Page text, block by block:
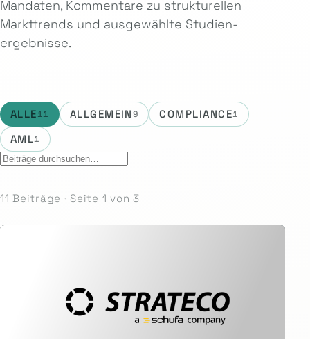
Mandaten, Kommentare zu strukturellen
Markttrends und ausgewählte Studien­
ergebnisse.
ALLE11 ALLGEMEIN9 COMPLIANCE1
AML1
11 Beiträge · Seite 1 von 3